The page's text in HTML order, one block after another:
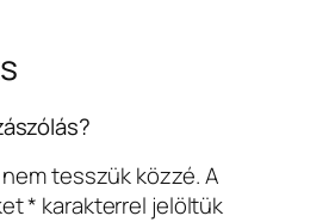
tesszük közzé.A
* karakterrel jelöltük